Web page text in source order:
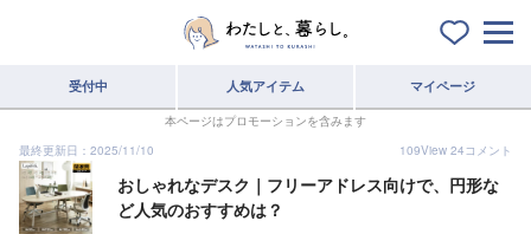
受付中 人気アイテム マイページ
本ページはプロモーションを含みます
最終更新日：2025/11/10
109View 24コメント
おしゃれなデスク｜フリーアドレス向けで、円形な
ど人気のおすすめは？